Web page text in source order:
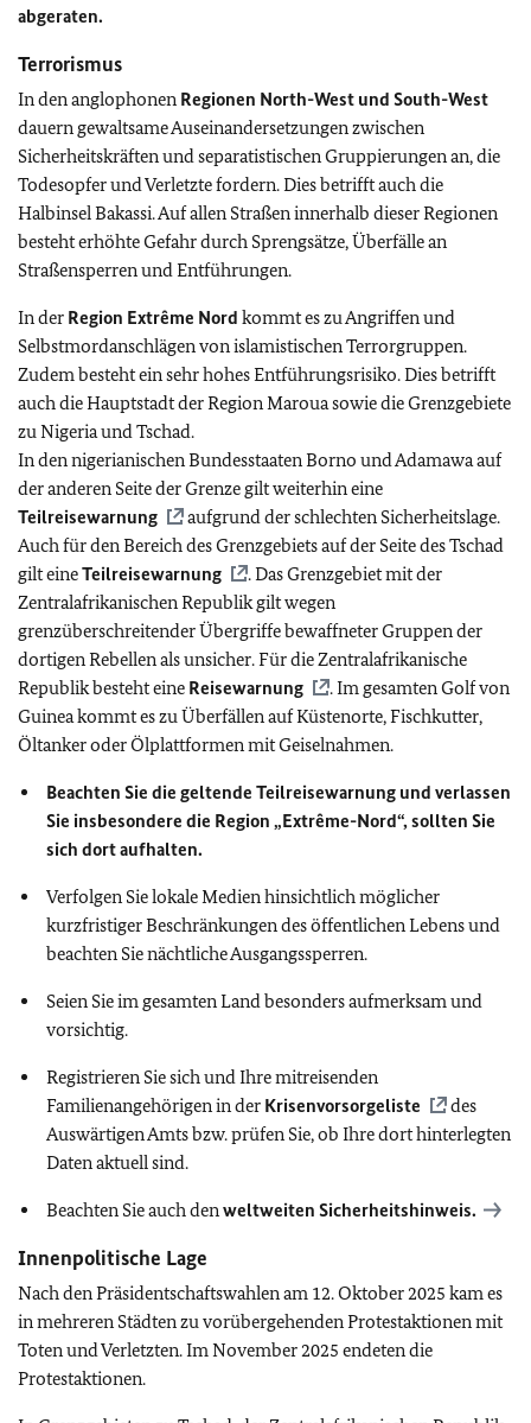
abgeraten.
Terrorismus
In den anglophonen Regionen North-West und South-West
dauern gewaltsame Auseinandersetzungen zwischen
Sicherheitskräften und separatistischen Gruppierungen an, die
Todesopfer und Verletzte fordern. Dies betrifft auch die
Halbinsel Bakassi. Auf allen Straßen innerhalb dieser Regionen
besteht erhöhte Gefahr durch Sprengsätze, Überfälle an
Straßensperren und Entführungen.
In der Region Extrême Nord kommt es zu Angriffen und
Selbstmordanschlägen von islamistischen Terrorgruppen.
Zudem besteht ein sehr hohes Entführungsrisiko. Dies betrifft
auch die Hauptstadt der Region Maroua sowie die Grenzgebiete
zu Nigeria und Tschad.
In den nigerianischen Bundesstaaten Borno und Adamawa auf
der anderen Seite der Grenze gilt weiterhin eine
Teilreisewarnung
aufgrund der schlechten Sicherheitslage.
Auch für den Bereich des Grenzgebiets auf der Seite des Tschad
gilt eineTeilreisewarnung
. Das Grenzgebiet mit der
Zentralafrikanischen Republik gilt wegen
grenzüberschreitender Übergriffe bewaffneter Gruppen der
dortigen Rebellen als unsicher. Für die Zentralafrikanische
Republik besteht eine Reisewarnung
. Im gesamten Golf von
Guinea kommt es zu Überfällen auf Küstenorte, Fischkutter,
Öltanker oder Ölplattformen mit Geiselnahmen.
Beachten Sie die geltende Teilreisewarnung und verlassen
Sie insbesondere die Region „Extrême-Nord“, sollten Sie
sich dort aufhalten.
Verfolgen Sielokale Medien hinsichtlich möglicher
kurzfristiger Beschränkungen des öffentlichen Lebens und
beachten Sie nächtliche Ausgangssperren.
Seien Sie im gesamten Land besonders aufmerksam und
vorsichtig.
Registrieren Sie sich und Ihre mitreisenden
Familienangehörigen in der Krisenvorsorgeliste
des
Auswärtigen Amts bzw. prüfen Sie, ob Ihre dort hinterlegten
Daten aktuell sind.
Beachten Sie auch denweltweiten Sicherheitshinweis.
Innenpolitische Lage
Nach den Präsidentschaftswahlen am 12. Oktober 2025 kam es
in mehreren Städten zu vorübergehenden Protestaktionen mit
Toten und Verletzten. Im November 2025 endeten die
Protestaktionen.